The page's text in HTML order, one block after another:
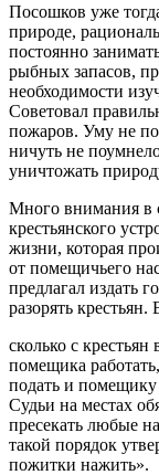
Посошков уже
природе,
постоянно
рыбных запасов,
необходимости
Советовал
пожаров. Уму не
ничуть не
уничтожать
Много внимания в
крестьянского
жизни, которая
от помещичьего
предлагал издать
разорять
сколько с
помещика
подать и помещику
Судьи на местах
пресекать любые
такой порядок
пожитки нажить».